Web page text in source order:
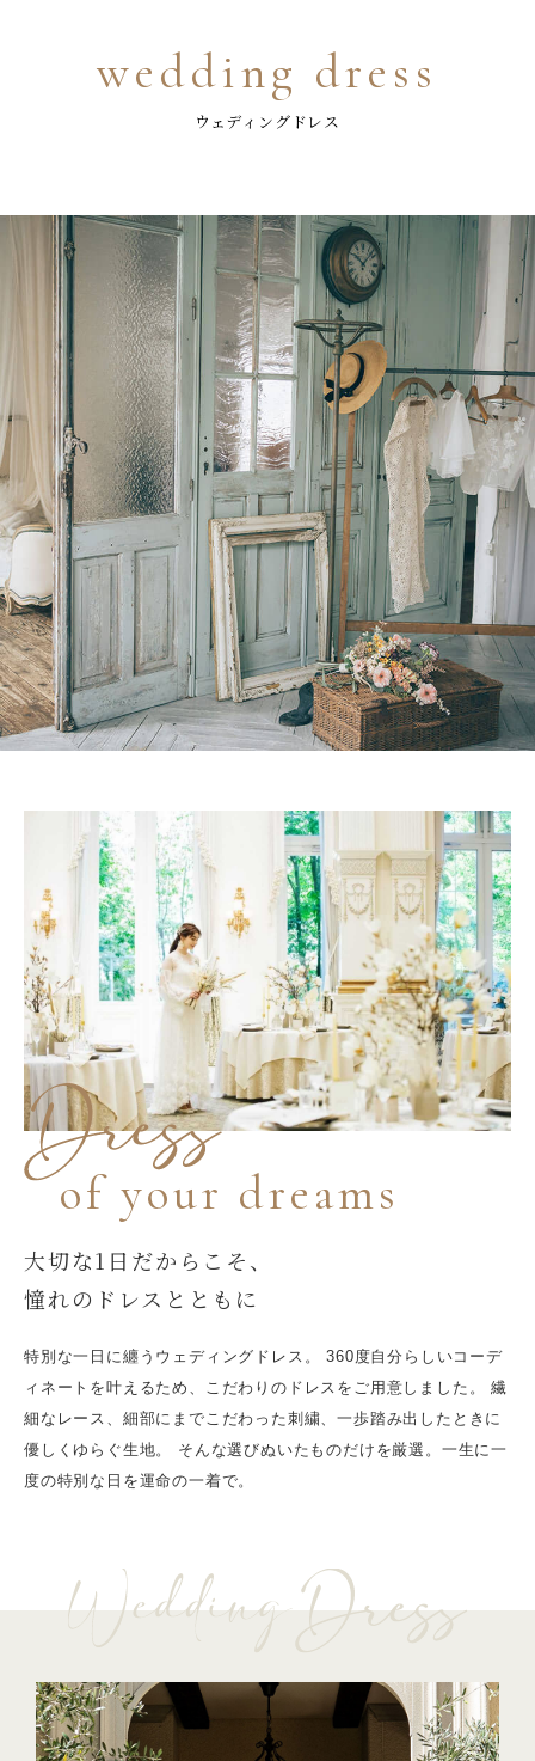
wedding dress
ウェディングドレス
of your dreams
大切な1日だからこそ、
憧れのドレスとともに
特別な一日に纏うウェディングドレス。 360度自分らしいコーデ
ィネートを叶えるため、こだわりのドレスをご用意しました。 繊
細なレース、細部にまでこだわった刺繍、一歩踏み出したときに
優しくゆらぐ生地。 そんな選びぬいたものだけを厳選。一生に一
度の特別な日を運命の一着で。